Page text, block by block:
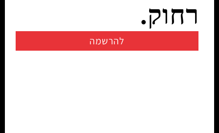
רחוק.
להרשמה